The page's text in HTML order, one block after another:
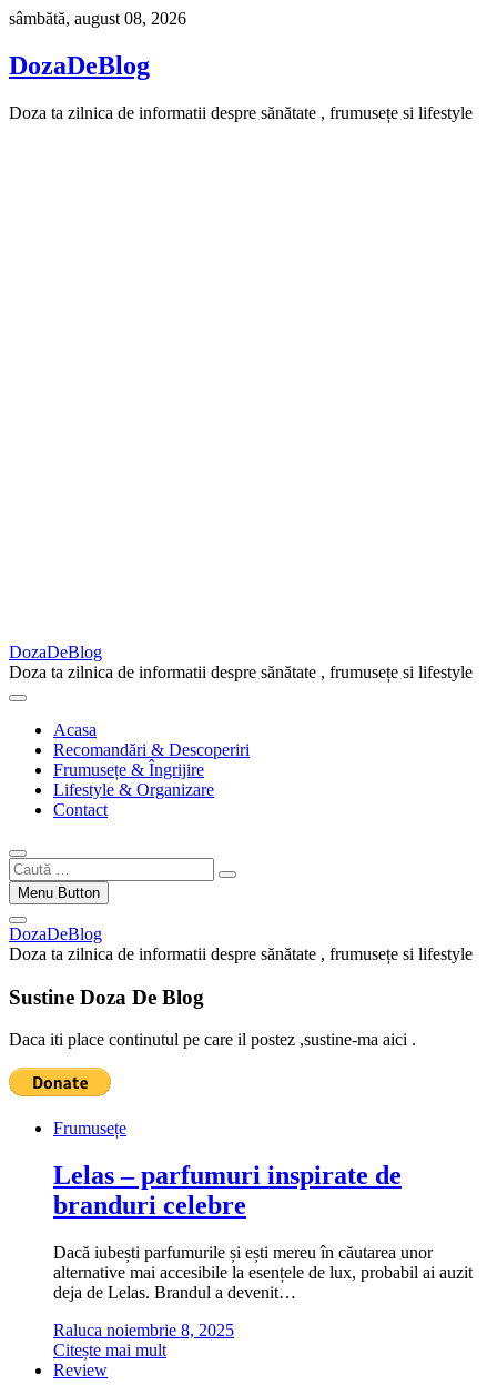
Skip
content
sâmbătă, august 08, 2026
DozaDeBlog
Doza ta zilnica de informatii despre sănătate , frumusețe si lifestyle
DozaDeBlog
Doza ta zilnica de informatii despre sănătate , frumusețe si lifestyle
Acasa
Recomandări & Descoperiri
Frumusețe & Îngrijire
Lifestyle & Organizare
Contact
Caută
…Menu Button
DozaDeBlog
Doza ta zilnica de informatii despre sănătate , frumusețe si lifestyle
Sustine Doza De Blog
Daca iti place continutul pe care il postez ,sustine-ma aici .
Frumusețe
Lelas – parfumuri inspirate de
branduri celebre
Dacă iubești parfumurile și ești mereu în căutarea unor
alternative mai accesibile la esențele de lux, probabil ai auzit
deja de Lelas. Brandul a devenit…
Raluca noiembrie 8, 2025
Citește mai mult
Review